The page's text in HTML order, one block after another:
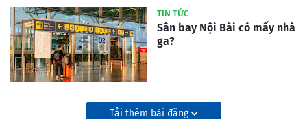
TIN TỨC
Sân bay Nội Bài có mấy nhà
ga?
Tải thêm bài đăng